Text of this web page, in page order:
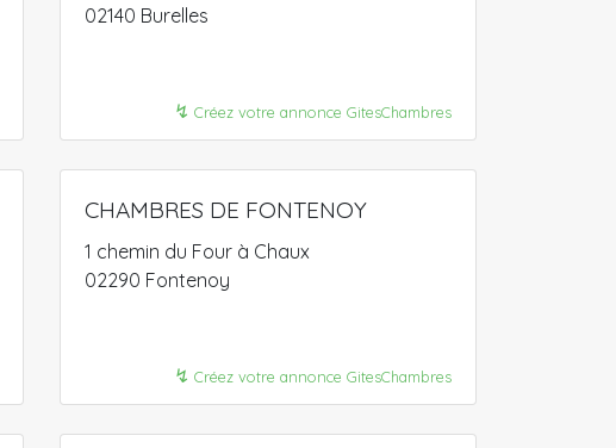
02140 Burelles
↯ Créez votre annonce GitesChambres
CHAMBRES DE FONTENOY
1 chemin du Four à Chaux
02290 Fontenoy
↯ Créez votre annonce GitesChambres